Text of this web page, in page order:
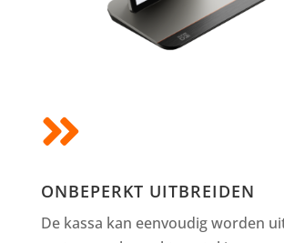

ONBEPERKT UITBREIDEN
De kassa kan eenvoudig worden